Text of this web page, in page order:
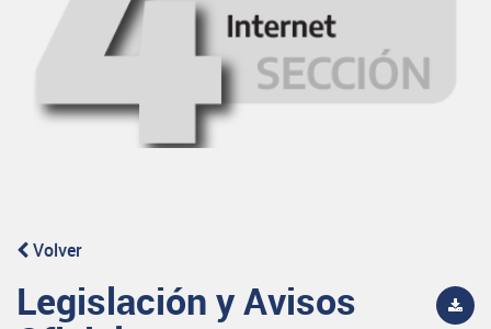
Volver
Legislación y Avisos